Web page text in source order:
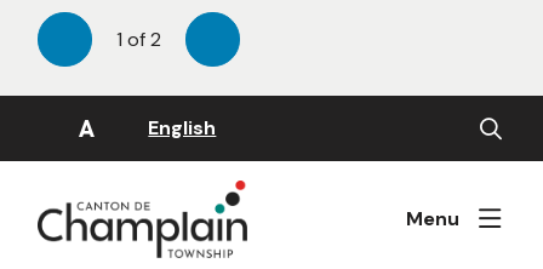
Previous
1 of2 Next
A English
Open
the
search
Menu